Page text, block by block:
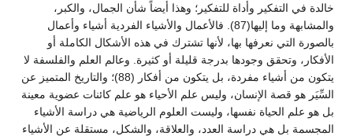
خالدة في التفكير وأداة للتفكير؛ وهذا أيضاً شأن الجمال، والكبر،
والمشابهة وما إليها(87). فالأعمال والأشياء الفردية أشياء وأعمال
بالصورة التي نعرفها بها، لأنها تشترك في هذه الأشكال الكاملة أو
الأفكار، وتحقق وجودها بدرجة قليلة أو كثيرة. وعالم العلم والفلسفة لا
يتكون من أشياء مفردة، بل يتكون من أفكار (88)؛ والتاريخ المتميز عن
السِّيَر هو قصة الإنسان، وليس علم الأحياء هو علم كائنات عضوية معينة
بل هو علم الحياة نفسها، وليست العلوم الرياضية هي دراسة الأشياء
المجسمة بل هي دراسة العدد، والعلاقة، والشكل، مستقلة عن الأشياء